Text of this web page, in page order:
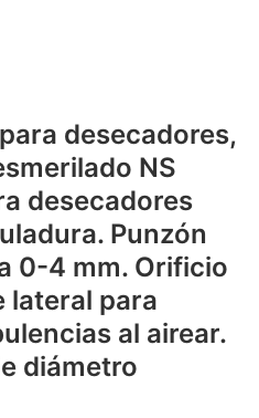
desecadores,
NS
desecadores
Punzón
0-4 mm. Orificio
lateral para
al airear.
diámetro